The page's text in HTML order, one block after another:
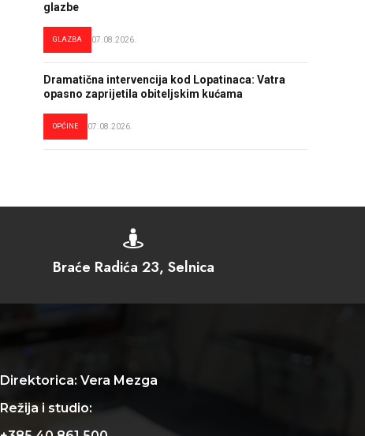
glazbe
GLAZBA 07.08.2026.
Dramatična intervencija kod Lopatinaca: Vatra
opasno zaprijetila obiteljskim kućama
OPĆINE 07.08.2026.

Braće Radića 23, Selnica
Direktorica: Vera Mezga
Režija i studio: